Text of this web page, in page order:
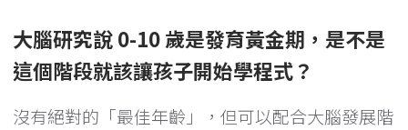
大腦研究說 0-10 歲是發育黃金期，是不是
這個階段就該讓孩子開始學程式？
沒有絕對的「最佳年齡」，但可以配合大腦發展階